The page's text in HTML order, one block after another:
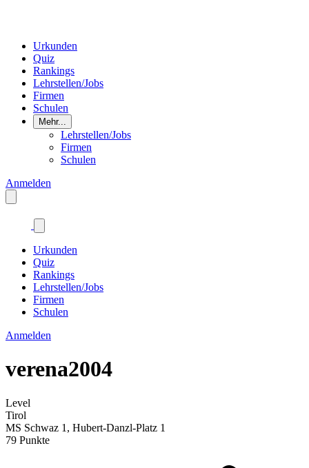
Urkunden
Quiz
Rankings
Lehrstellen/Jobs
Firmen
Schulen
Mehr...
Lehrstellen/Jobs
Firmen
Schulen
Anmelden
Urkunden
Quiz
Rankings
Lehrstellen/Jobs
Firmen
Schulen
Anmelden
verena2004
Level
Tirol
MS Schwaz 1, Hubert-Danzl-Platz 1
79 Punkte